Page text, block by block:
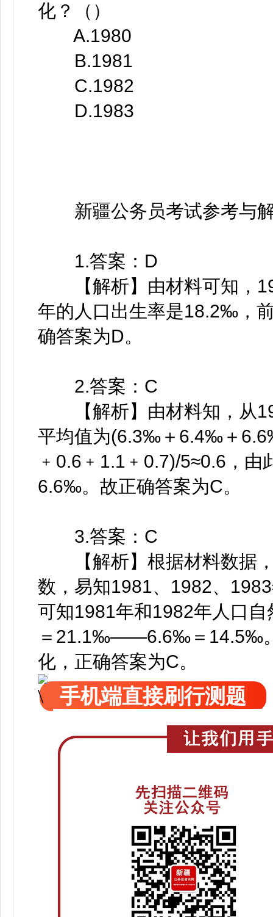
化？（）
A.1980
B.1981
C.1982
D.1983
新疆公务员考试参考与
1.答案：D
【解析】由材料可知，
年的人口出生率是18.2‰，
确答案为D。
2.答案：C
【解析】由材料知，从
平均值为(6.3‰＋6.4‰＋
﹢0.6﹢1.1﹢0.7)/5≈0.6，
6.6‰。故正确答案为C。
3.答案：C
【解析】根据材料数据，
数，易知1981、1982、
可知1981年和1982年人口
＝21.1‰——6.6‰＝14.5‰。
化，正确答案为C。
手机端直接刷行测题